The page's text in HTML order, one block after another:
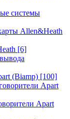
системы
Allen&Heath
[6]
(Biamp) [100]
Apart
Apart